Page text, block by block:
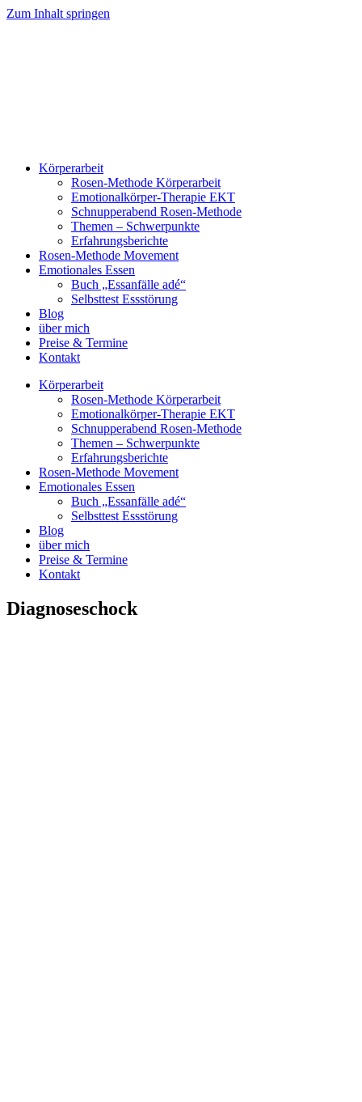
Zum Inhalt springen
Körperarbeit
Rosen-Methode Körperarbeit
Emotionalkörper-Therapie EKT
Schnupperabend Rosen-Methode
Themen – Schwerpunkte
Erfahrungsberichte
Rosen-Methode Movement
Emotionales Essen
Buch „Essanfälle adé“
Selbsttest Essstörung
Blog
über mich
Preise & Termine
Kontakt
Körperarbeit
Rosen-Methode Körperarbeit
Emotionalkörper-Therapie EKT
Schnupperabend Rosen-Methode
Themen – Schwerpunkte
Erfahrungsberichte
Rosen-Methode Movement
Emotionales Essen
Buch „Essanfälle adé“
Selbsttest Essstörung
Blog
über mich
Preise & Termine
Kontakt
Diagnoseschock